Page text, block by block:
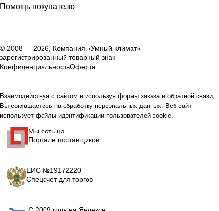
Помощь покупателю
© 2008 — 2026, Компания «Умный климат»
зарегистрированный товарный знак
КонфиденциальностьОферта
Взаимодействуя с сайтом и используя формы заказа и обратной связи,
Вы соглашаетесь на обработку персональных данных. Веб-сайт
использует файлы идентификации пользователей cookie.
Мы есть на
Портале поставщиков
ЕИС №19172220
Спецсчет для торгов